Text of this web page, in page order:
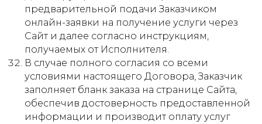
предварительной подачи Заказчиком
онлайн-заявки на получение услуги через
Сайт и далее согласно инструкциям,
получаемых от Исполнителя.
В случае полного согласия со всеми
условиями настоящего Договора, Заказчик
заполняет бланк заказа на странице Сайта,
обеспечив достоверность предоставленной
информации и производит оплату услуг